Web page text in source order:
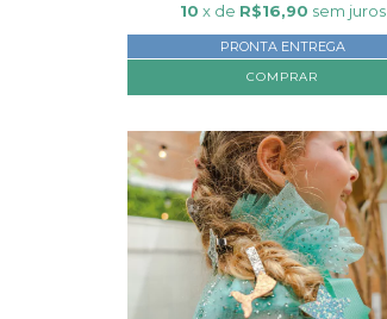
10 x de R$16,90 sem juros
PRONTA ENTREGA
COMPRAR